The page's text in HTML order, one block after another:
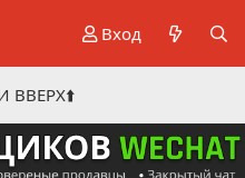
Вход
ВВЕРХ⬆️